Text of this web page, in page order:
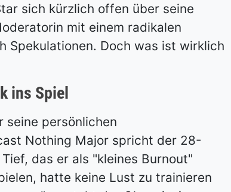
sich kürzlich offen über seine
mit einem radikalen
Spekulationen. Doch was ist wirklich
ins Spiel
seine persönlichen
Nothing Major spricht der 28-
das er als "kleines Burnout"
hatte keine Lust zu trainieren